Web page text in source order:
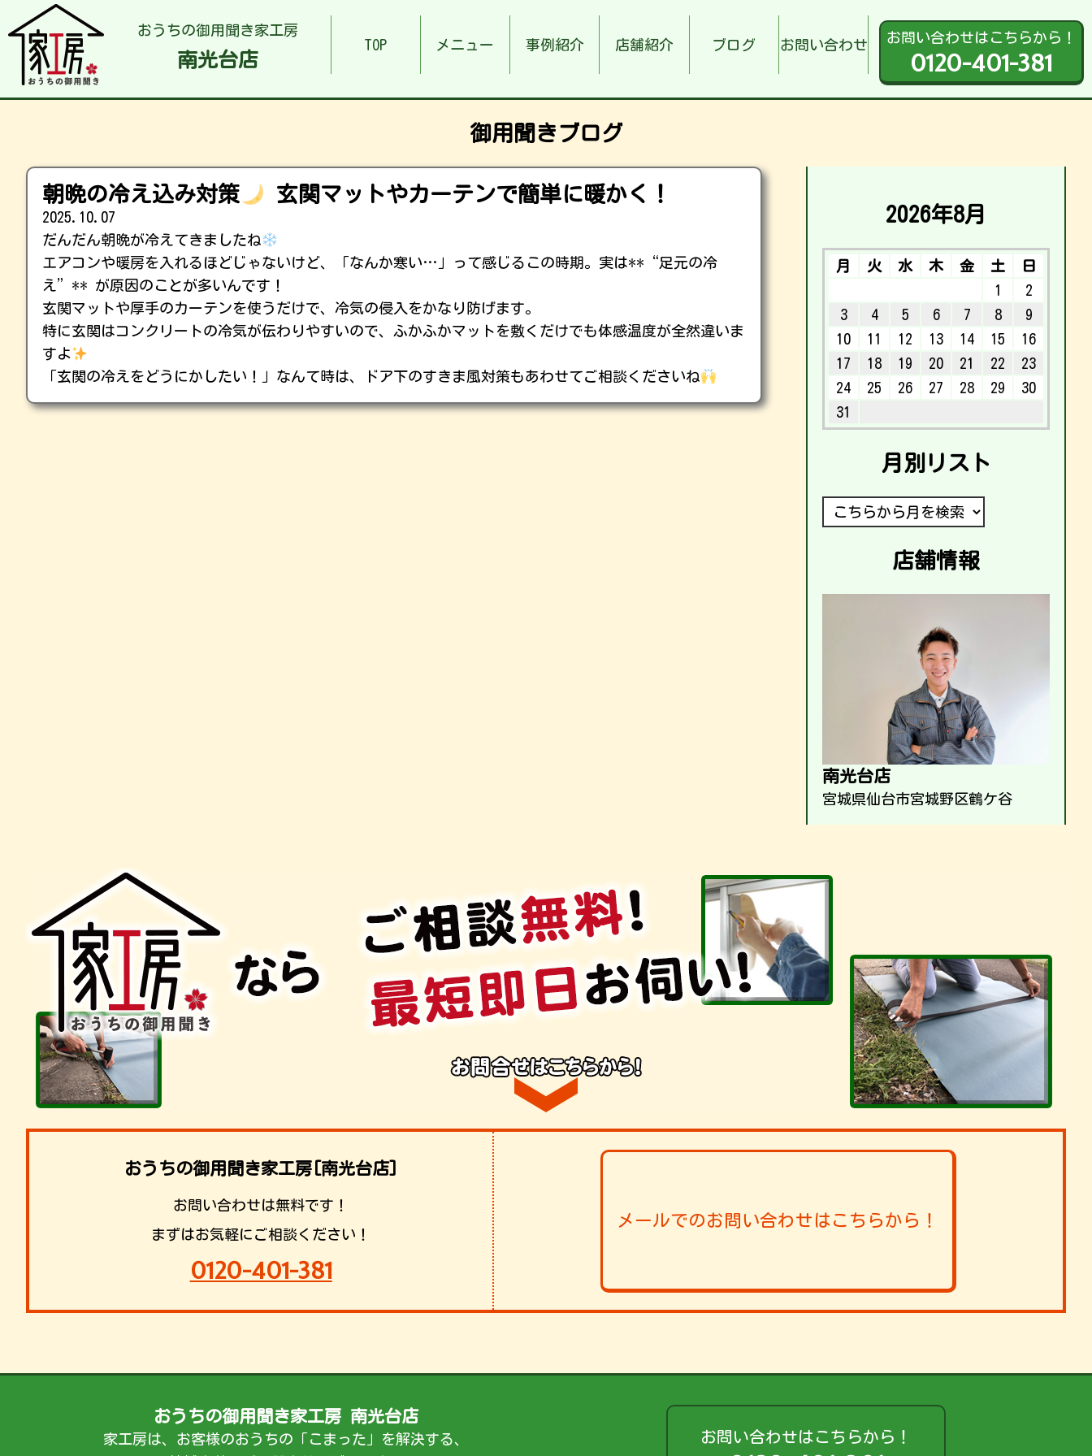
おうちの御用聞き家工房
南光台店
TOP メニュー 事例紹介 店舗紹介 ブログ お問い合わせ お問い合わせはこちらから！
0120-401-381
御用聞きブログ
朝晩の冷え込み対策 玄関マットやカーテンで簡単に暖かく！
2025.10.07
だんだん朝晩が冷えてきましたね
エアコンや暖房を入れるほどじゃないけど、「なんか寒い…」って感じるこの時期。実は**“足元の冷
え”** が原因のことが多いんです！
玄関マットや厚手のカーテンを使うだけで、冷気の侵入をかなり防げます。
特に玄関はコンクリートの冷気が伝わりやすいので、ふかふかマットを敷くだけでも体感温度が全然違いま
すよ
「玄関の冷えをどうにかしたい！」なんて時は、ドア下のすきま風対策もあわせてご相談くださいね
2026年8月
月 火 水 木 金 土
日
1
2
3
4 5 6 7 8
9
10
11 12 13 14 15
16
17
18 19 20 21 22
23
24
25 26 27 28 29
30
31
月別リスト
店舗情報
南光台店
宮城県仙台市宮城野区鶴ケ谷
おうちの御用聞き家工房[南光台店]
お問い合わせは無料です！
まずはお気軽にご相談ください！
0120-401-381
メールでのお問い合わせはこちらから！
おうちの御用聞き家工房 南光台店
家工房は、お客様のおうちの「こまった」を解決する、
お問い合わせはこちらから！